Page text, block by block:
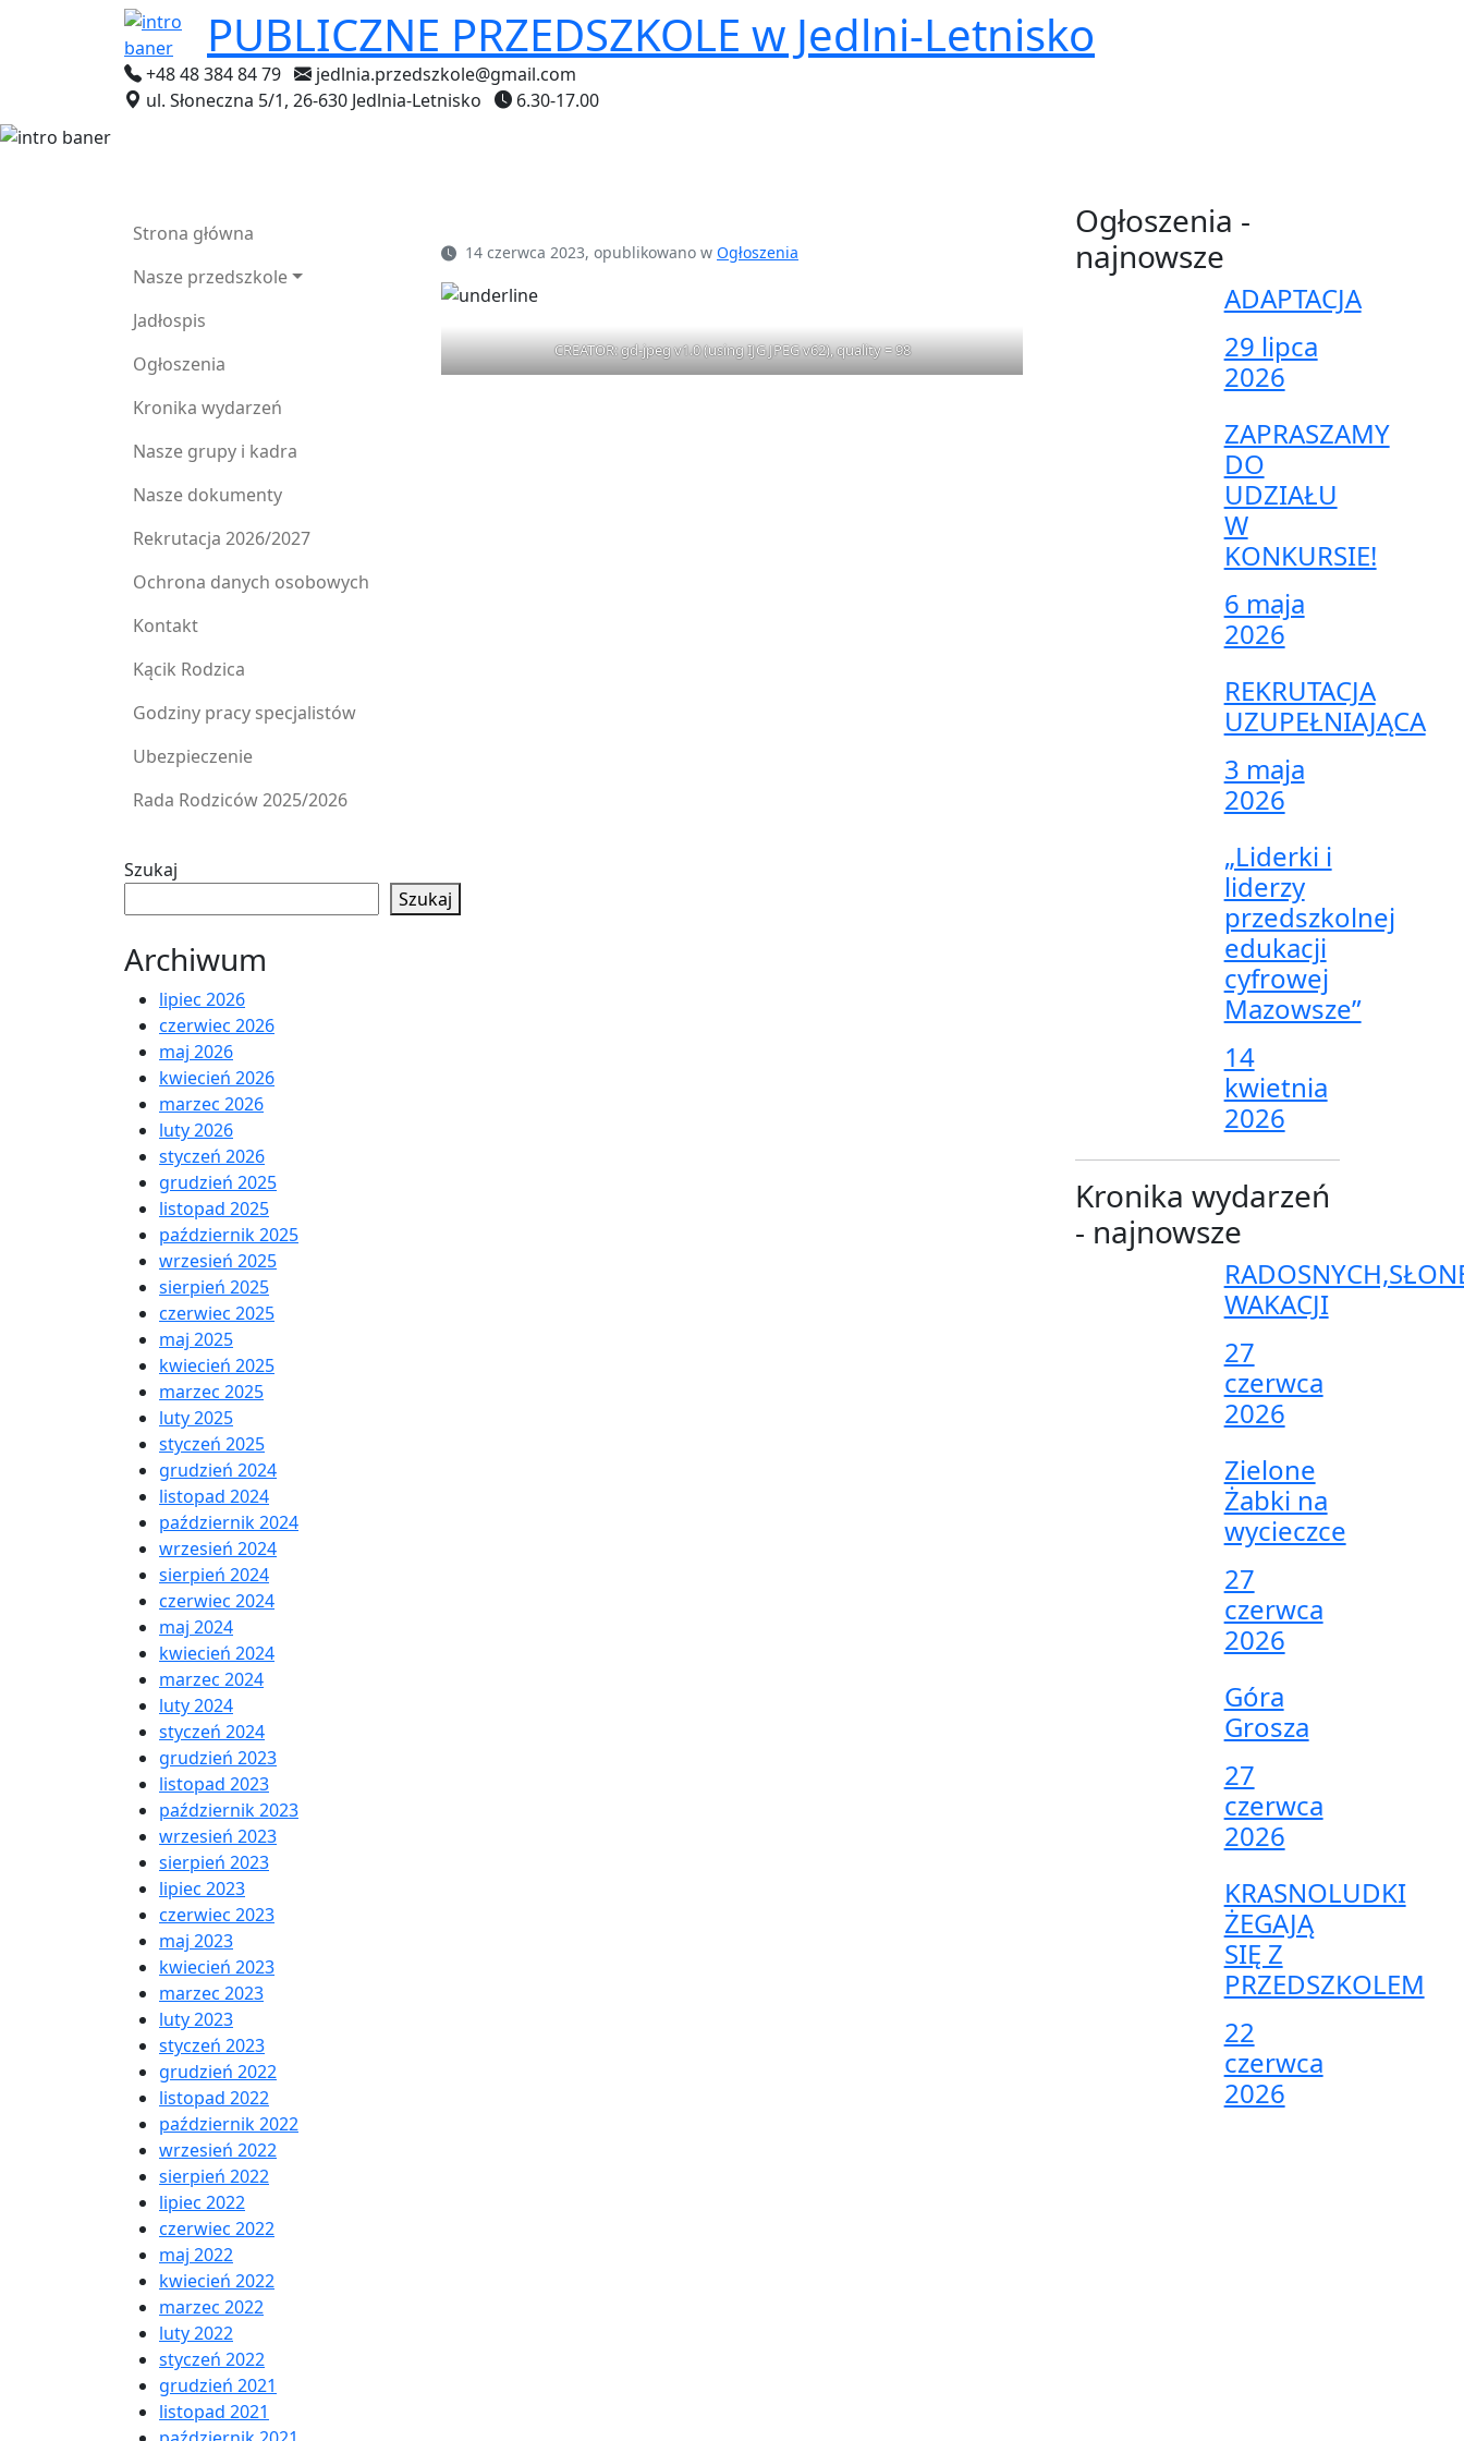
PUBLICZNE PRZEDSZKOLE w Jedlni-Letnisko
+48 48 384 84 79
jedlnia.przedszkole@gmail.com
ul. Słoneczna 5/1, 26-630 Jedlnia-Letnisko
6.30-17.00
Strona główna
Nasze przedszkole
Jadłospis
Ogłoszenia
Kronika wydarzeń
Nasze grupy i kadra
Nasze dokumenty
Rekrutacja 2026/2027
Ochrona danych osobowych
Kontakt
Kącik Rodzica
Godziny pracy specjalistów
Ubezpieczenie
Rada Rodziców 2025/2026
Szukaj
Szukaj
Archiwum
lipiec 2026
czerwiec 2026
maj 2026
kwiecień 2026
marzec 2026
luty 2026
styczeń 2026
grudzień 2025
listopad 2025
październik 2025
wrzesień 2025
sierpień 2025
czerwiec 2025
maj 2025
kwiecień 2025
marzec 2025
luty 2025
styczeń 2025
grudzień 2024
listopad 2024
październik 2024
wrzesień 2024
sierpień 2024
czerwiec 2024
maj 2024
kwiecień 2024
marzec 2024
luty 2024
styczeń 2024
grudzień 2023
listopad 2023
październik 2023
wrzesień 2023
sierpień 2023
lipiec 2023
czerwiec 2023
maj 2023
kwiecień 2023
marzec 2023
luty 2023
styczeń 2023
grudzień 2022
listopad 2022
październik 2022
wrzesień 2022
sierpień 2022
lipiec 2022
czerwiec 2022
maj 2022
kwiecień 2022
marzec 2022
luty 2022
styczeń 2022
grudzień 2021
listopad 2021
14 czerwca 2023, opublikowano w Ogłoszenia
CREATOR: gd-jpeg v1.0 (using IJG JPEG v62), quality = 98
Ogłoszenia -
najnowsze
ADAPTACJA
29 lipca
2026
ZAPRASZAMY
DO
UDZIAŁU
W
KONKURSIE!
6 maja
2026
REKRUTACJA
UZUPEŁNIAJĄCA
3 maja
2026
„Liderki i
liderzy
przedszkolnej
edukacji
cyfrowej
Mazowsze”
14
kwietnia
2026
Kronika wydarzeń
- najnowsze
WAKACJI
27
czerwca
2026
Zielone
Żabki na
wycieczce
27
czerwca
2026
Góra
Grosza
27
czerwca
2026
KRASNOLUDKI
ŻEGAJĄ
SIĘ Z
PRZEDSZKOLEM
22
czerwca
2026